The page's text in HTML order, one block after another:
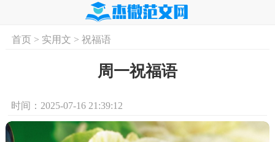
首页 实用文
首页> 实用文 > 祝福语
周一祝福语
时间：2025-07-16 21:39:12